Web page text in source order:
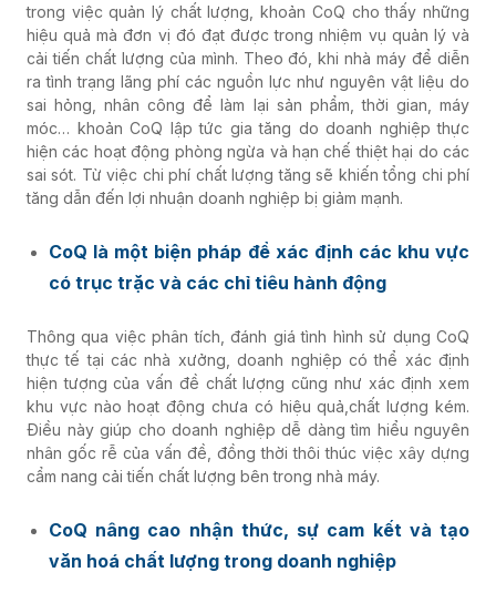
trong việc quản lý chất lượng, khoản CoQ cho thấy những
hiệu quả mà đơn vị đó đạt được trong nhiệm vụ quản lý và
cải tiến chất lượng của mình. Theo đó, khi nhà máy để diễn
ra tình trạng lãng phí các nguồn lực như nguyên vật liệu do
sai hỏng, nhân công để làm lại sản phẩm, thời gian, máy
móc… khoản CoQ lập tức gia tăng do doanh nghiệp thực
hiện các hoạt động phòng ngừa và hạn chế thiệt hại do các
sai sót. Từ việc chi phí chất lượng tăng sẽ khiến tổng chi phí
tăng dẫn đến lợi nhuận doanh nghiệp bị giảm mạnh.
CoQ là một biện pháp để xác định các khu vực
có trục trặc và các chỉ tiêu hành động
Thông qua việc phân tích, đánh giá tình hình sử dụng CoQ
thực tế tại các nhà xưởng, doanh nghiệp có thể xác định
hiện tượng của vấn đề chất lượng cũng như xác định xem
khu vực nào hoạt động chưa có hiệu quả,chất lượng kém.
Điều này giúp cho doanh nghiệp dễ dàng tìm hiểu nguyên
nhân gốc rễ của vấn đề, đồng thời thôi thúc việc xây dựng
cẩm nang cải tiến chất lượng bên trong nhà máy.
CoQ nâng cao nhận thức, sự cam kết và tạo
văn hoá chất lượng trong doanh nghiệp